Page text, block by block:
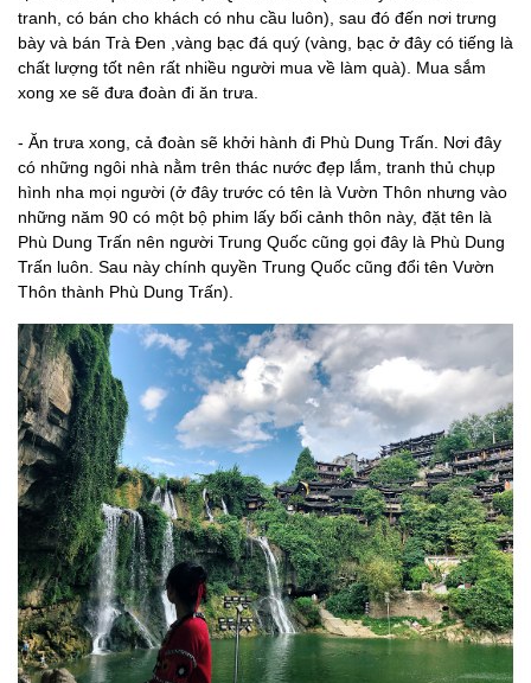
tranh, có bán cho khách có nhu cầu luôn), sau đó đến nơi trưng
bày và bán Trà Đen ,vàng bạc đá quý (vàng, bạc ở đây có tiếng là
chất lượng tốt nên rất nhiều người mua về làm quà). Mua sắm
xong xe sẽ đưa đoàn đi ăn trưa.
- Ăn trưa xong, cả đoàn sẽ khởi hành đi Phù Dung Trấn. Nơi đây
có những ngôi nhà nằm trên thác nước đẹp lắm, tranh thủ chụp
hình nha mọi người (ở đây trước có tên là Vườn Thôn nhưng vào
những năm 90 có một bộ phim lấy bối cảnh thôn này, đặt tên là
Phù Dung Trấn nên người Trung Quốc cũng gọi đây là Phù Dung
Trấn luôn. Sau này chính quyền Trung Quốc cũng đổi tên Vườn
Thôn thành Phù Dung Trấn).